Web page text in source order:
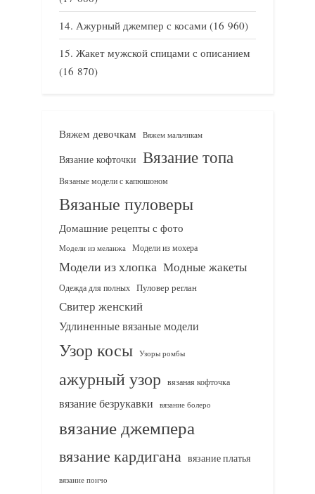
Ажурный джемпер с косами (16 960)
Жакет мужской спицами с описанием
(16 870)
Вяжем девочкам Вяжем мальчикам
Вязание кофточки Вязание топа
Вязаные модели с капюшоном
Вязаные пуловеры
Домашние рецепты с фото
Модели из меланжа Модели из мохера
Модели из хлопка Модные жакеты
Одежда для полных Пуловер реглан
Свитер женский
Удлиненные вязаные модели
Узор косы Узоры ромбы
ажурный узор вязаная кофточка
вязание безрукавки вязание болеро
вязание джемпера
вязание кардигана вязание платья
вязание пончо